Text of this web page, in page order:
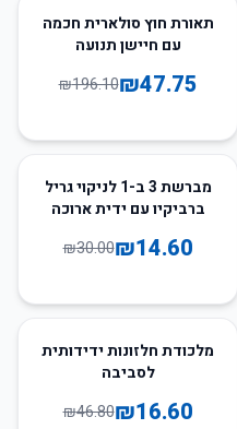
76%תאורת חוץ סולארית חכמה
עם חיישן תנועה
₪47.75
₪196.10
51%
מברשת 3 ב-1 לניקוי גריל
ברביקיו עם ידית ארוכה
₪14.60
₪30.00
65%מלכודת חלזונות ידידותית
לסביבה
₪16.60
₪46.80